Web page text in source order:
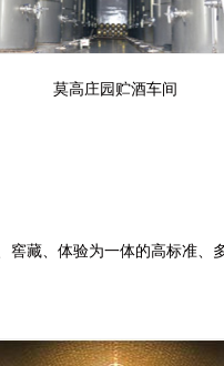
莫高庄园贮酒车间
藏、体验为一体的高标准